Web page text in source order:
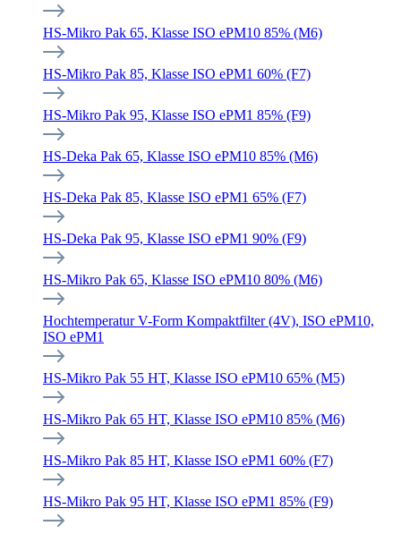
HS-Mikro Pak 65, Klasse ISO ePM10 85% (M6)
HS-Mikro Pak 85, Klasse ISO ePM1 60% (F7)
HS-Mikro Pak 95, Klasse ISO ePM1 85% (F9)
HS-Deka Pak 65, Klasse ISO ePM10 85% (M6)
HS-Deka Pak 85, Klasse ISO ePM1 65% (F7)
HS-Deka Pak 95, Klasse ISO ePM1 90% (F9)
HS-Mikro Pak 65, Klasse ISO ePM10 80% (M6)
Hochtemperatur V-Form Kompaktfilter (4V), ISO ePM10,
ISO ePM1
HS-Mikro Pak 55 HT, Klasse ISO ePM10 65% (M5)
HS-Mikro Pak 65 HT, Klasse ISO ePM10 85% (M6)
HS-Mikro Pak 85 HT, Klasse ISO ePM1 60% (F7)
HS-Mikro Pak 95 HT, Klasse ISO ePM1 85% (F9)